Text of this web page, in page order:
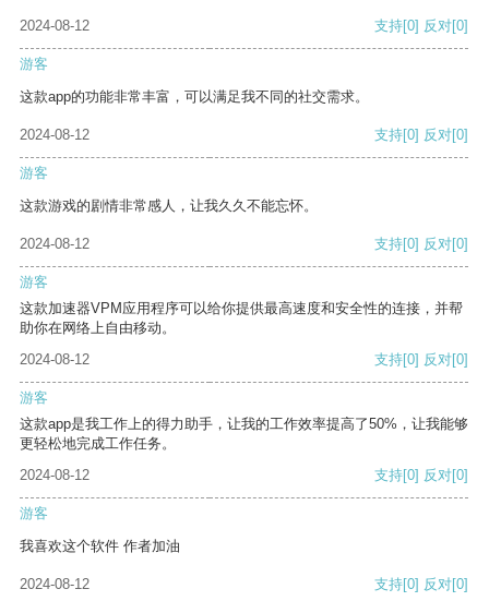
2024-08-12 支持[0] 反对[0]
游客
这款app的功能非常丰富，可以满足我不同的社交需求。
2024-08-12 支持[0] 反对[0]
游客
这款游戏的剧情非常感人，让我久久不能忘怀。
2024-08-12 支持[0] 反对[0]
游客
这款加速器VPM应用程序可以给你提供最高速度和安全性的连接，并帮
助你在网络上自由移动。
2024-08-12
支持[0] 反对[0]
游客
这款app是我工作上的得力助手，让我的工作效率提高了50%，让我能够
更轻松地完成工作任务。
2024-08-12
支持[0] 反对[0]
游客
我喜欢这个软件 作者加油
2024-08-12 支持[0] 反对[0]